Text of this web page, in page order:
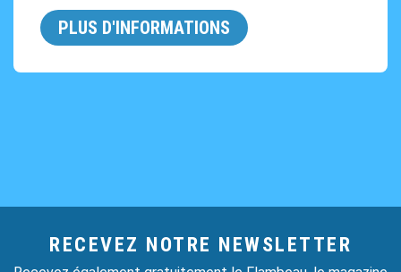
PLUS D'INFORMATIONS
RECEVEZ NOTRE NEWSLETTER